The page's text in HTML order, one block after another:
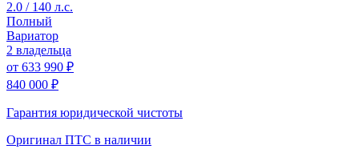
2.0 / 140 л.с.
Полный
Вариатор
2 владельца
от 633 990 ₽
840 000 ₽
Гарантия юридической чистоты
Оригинал ПТС в наличии